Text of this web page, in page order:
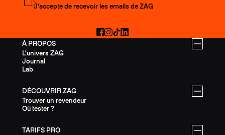
À PROPOS
L'univers ZAG
Journal
Lab
DÉCOUVRIR ZAG
Trouver un revendeur
Où tester ?
TARIFS PRO
S'abonner à la newsletter
J’accepte de recevoir les emails de ZAG
Facebook
Instagram
TikTokLinkedIn